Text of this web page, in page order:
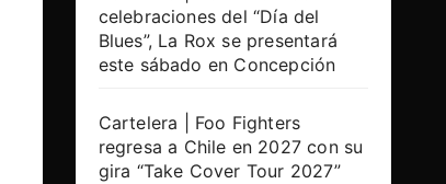
celebraciones del “Día del
Blues”, La Rox se presentará
este sábado en Concepción
Cartelera | Foo Fighters
regresa a Chile en 2027 con su
gira “Take Cover Tour 2027”